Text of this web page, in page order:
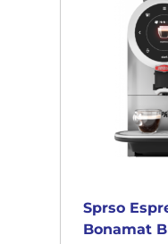
Sprso
Bonamat